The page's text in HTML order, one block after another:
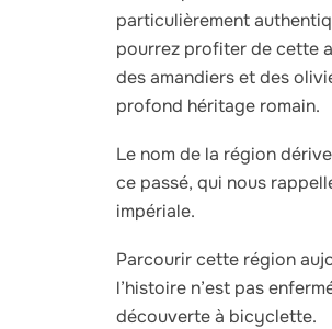
particulièrement
pourrez profiter de cette
des amandiers et des
profond héritage romain.
Le nom de la région
ce passé, qui nous
impériale.
Parcourir cette région
l’histoire n’est pas
découverte à bicyclette.